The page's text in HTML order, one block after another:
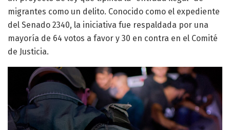
migrantes como un delito. Conocido como el expediente
del Senado 2340, la iniciativa fue respaldada por una
mayoría de 64 votos a favor y 30 en contra en el Comité
de Justicia.